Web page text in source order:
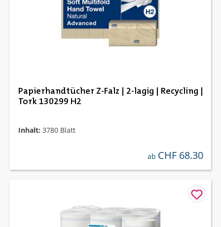
Papierhandtücher Z-Falz | 2-lagig | Recycling |
Tork 130299 H2
Inhalt: 3780 Blatt
regulärer preis:
ab CHF 68.30